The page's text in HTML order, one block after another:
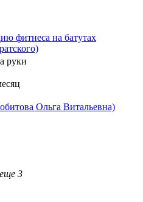
фитнеса на батутах
руки
Ольга Витальевна)
3